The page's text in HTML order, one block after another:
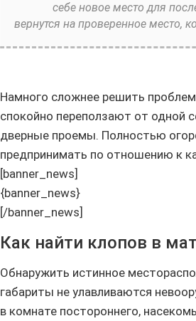
себе новое место для
вернутся на проверенное место,
Намного сложнее решить
спокойно переползают от одной
дверные проемы. Полностью
предпринимать по отношению к
[banner_news]
{banner_news}
[/banner_news]
Как найти клопов в
Обнаружить истинное
габариты не улавливаются
в комнате постороннего,